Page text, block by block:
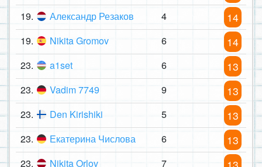
19. Александр Резаков 4 14
19. Nikita Gromov 6 14
23. a1set 6 13
23. Vadim 7749 9 13
23. Den Kirishiki 5 13
23. Екатерина Числова 6 13
23. Nikita Orlov 7